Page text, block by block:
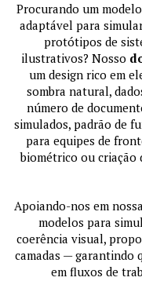
Procurando um
adaptável para
protótipos de
ilustrativos? Nosso
um design rico em
sombra natural,
número de
simulados, padrão de
para equipes de
biométrico ou criação
Apoiando-nos em
modelos para
coerência visual,
camadas — garantindo
em fluxos de